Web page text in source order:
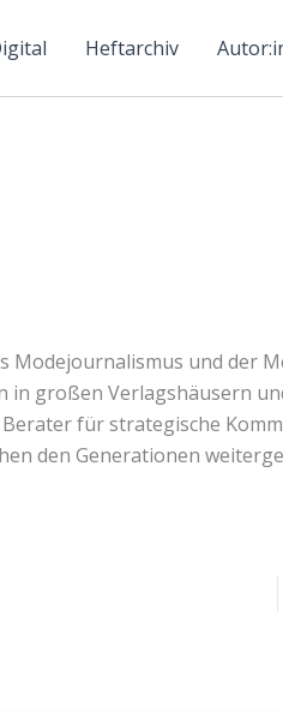
Heftarchiv
Modejournalismus und der
in großen Verlagshäusern
für strategische
den Generationen